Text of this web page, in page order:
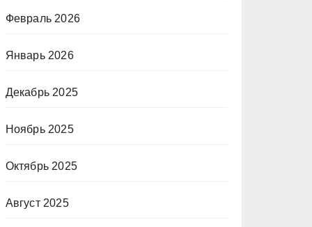
Февраль 2026
Январь 2026
Декабрь 2025
Ноябрь 2025
Октябрь 2025
Август 2025